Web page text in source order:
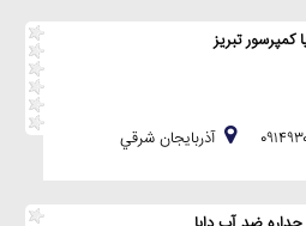
کمپرسور تبریز
آذربايجان شرقي